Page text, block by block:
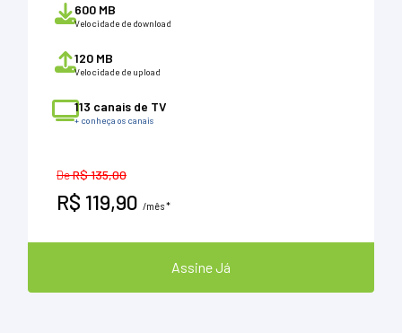
600 MB
Velocidade de download
120 MB
Velocidade de upload
113 canais de TV
+ conheça os canais
DeR$ 135,00
R$ 119,90 /mês *
Assine Já